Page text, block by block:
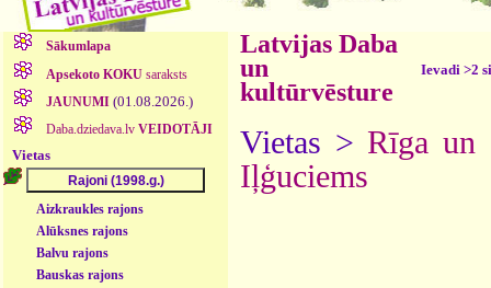
Sākumlapa
Apsekoto KOKUsaraksts
JAUNUMI (01.08.2026.)
Daba.dziedava.lv VEIDOTĀJI
Vietas
Aizkraukles rajons
Alūksnes rajons
Balvu rajons
Bauskas rajons
Latvijas Daba
un
kultūrvēsture
Ievadi >2
Vietas >Rīga un
Iļģuciems